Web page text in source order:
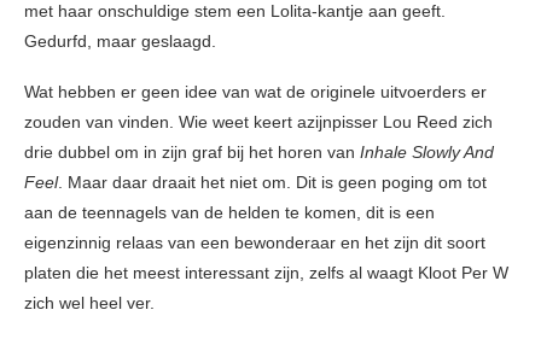
met haar onschuldige stem een Lolita-kantje aan geeft.
Gedurfd, maar geslaagd.
Wat hebben er geen idee van wat de originele uitvoerders er
zouden van vinden. Wie weet keert azijnpisser Lou Reed zich
drie dubbel om in zijn graf bij het horen van Inhale Slowly And
Feel. Maar daar draait het niet om. Dit is geen poging om tot
aan de teennagels van de helden te komen, dit is een
eigenzinnig relaas van een bewonderaar en het zijn dit soort
platen die het meest interessant zijn, zelfs al waagt Kloot Per W
zich wel heel ver.